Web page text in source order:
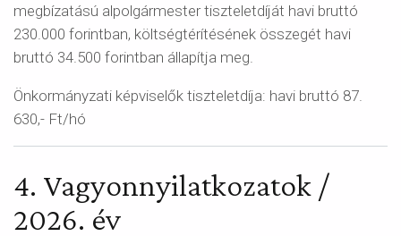
megbízatású alpolgármester tiszteletdíját havi bruttó
230.000 forintban, költségtérítésének összegét havi
bruttó 34.500 forintban állapítja meg.
Önkormányzati képviselők tiszteletdíja: havi bruttó 87.
630,- Ft/hó
4. Vagyonnyilatkozatok /
2026. év